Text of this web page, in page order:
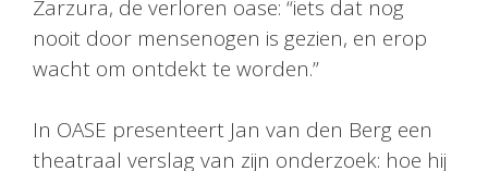
Zarzura, de verloren oase: “iets dat nog
nooit door mensenogen is gezien, en erop
wacht om ontdekt te worden.”
In OASE presenteert Jan van den Berg een
theatraal verslag van zijn onderzoek: hoe hij